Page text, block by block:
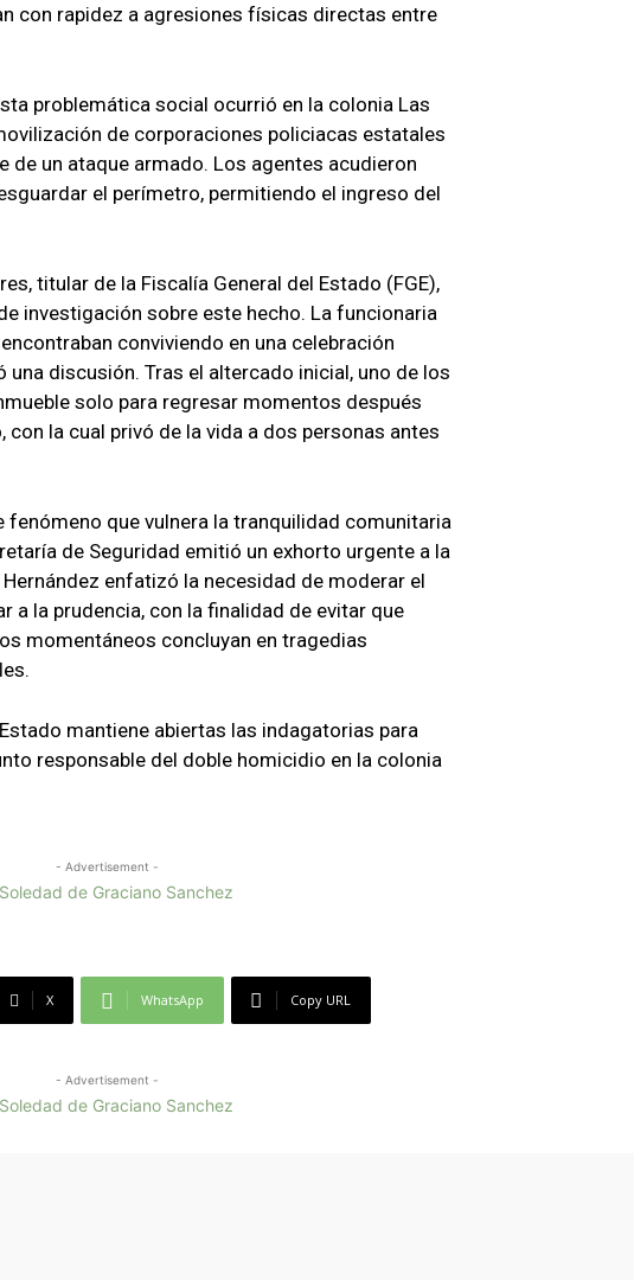
con rapidez a agresiones físicas directas entre
problemática social ocurrió en la colonia Las
de corporaciones policiacas estatales
de un ataque armado. Los agentes acudieron
el perímetro, permitiendo el ingreso del
titular de la Fiscalía General del Estado (FGE),
investigación sobre este hecho. La funcionaria
conviviendo en una celebración
discusión. Tras el altercado inicial, uno de los
solo para regresar momentos después
la cual privó de la vida a dos personas antes
fenómeno que vulnera la tranquilidad comunitaria
de Seguridad emitió un exhorto urgente a la
enfatizó la necesidad de moderar el
a la prudencia, con la finalidad de evitar que
momentáneos concluyan en tragedias
mantiene abiertas las indagatorias para
responsable del doble homicidio en la colonia
- Advertisement -
X WhatsApp Copy URL
- Advertisement -